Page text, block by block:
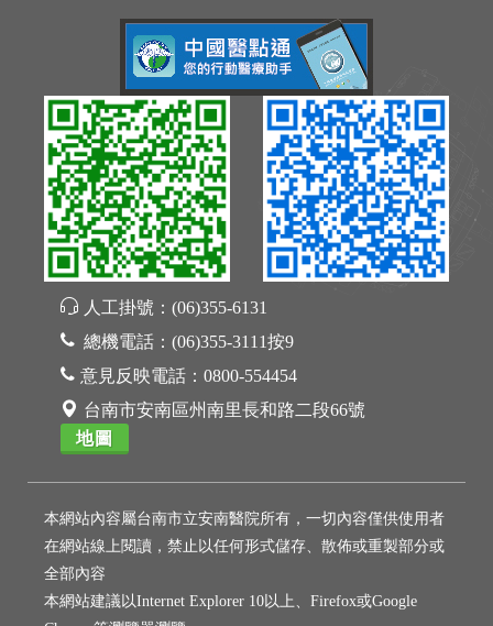
人工掛號： (06)355-6131
總機電話： (06)355-3111按9
意見反映電話： 0800-554454
台南市安南區州南里長和路二段66號
地圖
本網站內容屬台南市立安南醫院所有，一切內容僅供使用者
在網站線上閱讀，禁止以任何形式儲存、散佈或重製部分或
全部內容
本網站建議以Internet Explorer 10以上、Firefox或Google